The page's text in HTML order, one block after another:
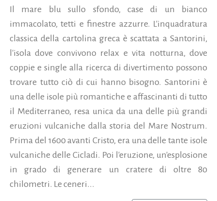
Il mare blu sullo sfondo, case di un bianco
immacolato, tetti e finestre azzurre. L'inquadratura
classica della cartolina greca è scattata a Santorini,
l'isola dove convivono relax e vita notturna, dove
coppie e single alla ricerca di divertimento possono
trovare tutto ciò di cui hanno bisogno. Santorini è
una delle isole più romantiche e affascinanti di tutto
il Mediterraneo, resa unica da una delle più grandi
eruzioni vulcaniche dalla storia del Mare Nostrum.
Prima del 1600 avanti Cristo, era una delle tante isole
vulcaniche delle Cicladi. Poi l'eruzione, un'esplosione
in grado di generare un cratere di oltre 80
chilometri. Le ceneri...